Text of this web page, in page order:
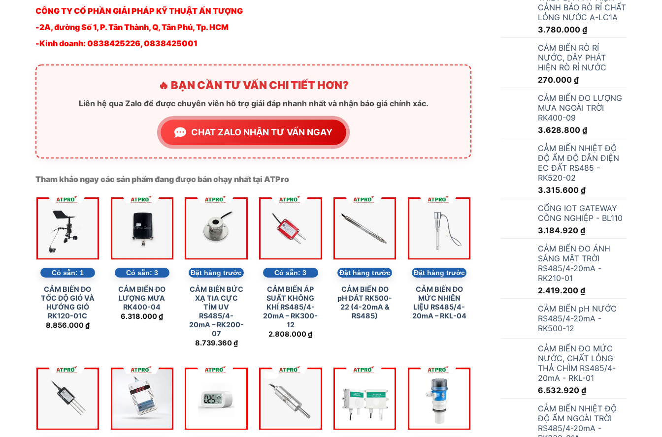
QUÝ KHÁCH CÓ NHU CẦU BẢNG HIỂN THỊ NĂNG SUẤT SẢN XUẤT, XIN VUI LÒNG LIÊN HỆ:
CÔNG TY CỔ PHẦN GIẢI PHÁP KỸ THUẬT ẤN TƯỢNG
-2A, đường Số 1, P. Tân Thành, Q, Tân Phú, Tp. HCM
-Kinh doanh: 0838425226, 0838425001
🔥 BẠN CẦN TƯ VẤN CHI TIẾT HƠN?
Liên hệ qua Zalo để được chuyên viên hỗ trợ giải đáp nhanh nhất và nhận báo giá chính xác.
CHAT ZALO NHẬN TƯ VẤN NGAY
Tham khảo ngay các sản phẩm đang được bán chạy nhất tại ATPro
CẢNH BÁO RÒ RỈ CHẤT
LỎNG NƯỚC A-LC1A
3.780.000 ₫
CẢM BIẾN RÒ RỈ
NƯỚC, DÂY PHÁT
HIỆN RÒ RỈ NƯỚC
270.000 ₫
CẢM BIẾN ĐO LƯỢNG
MƯA NGOÀI TRỜI
RK400-09
3.628.800 ₫
CẢM BIẾN NHIỆT ĐỘ
ĐỘ ẨM ĐỘ DẪN ĐIỆN
EC ĐẤT RS485 -
RK520-02
3.315.600 ₫
CỔNG IOT GATEWAY
CÔNG NGHIỆP - BL110
3.184.920 ₫
CẢM BIẾN ĐO ÁNH
SÁNG MẶT TRỜI
RS485/4-20mA -
RK210-01
2.419.200 ₫
CẢM BIẾN pH NƯỚC
RS485/4-20mA -
RK500-12
CẢM BIẾN ĐO MỨC
NƯỚC, CHẤT LỎNG
THẢ CHÌM RS485/4-
20mA - RKL-01
6.532.920 ₫
CẢM BIẾN NHIỆT ĐỘ
ĐỘ ẨM NGOÀI TRỜI
RS485/4-20mA -